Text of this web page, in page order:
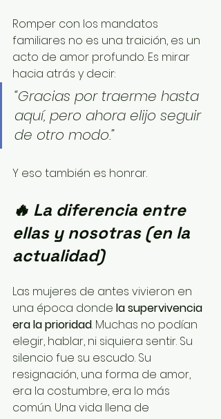
Romper con los mandatos
familiares no es una traición, es un
acto de amor profundo. Es mirar
hacia atrás y decir:
“Gracias por traerme hasta
aquí, pero ahora elijo seguir
de otro modo.”
Y eso también es honrar.
🔥 La diferencia entre
ellas y nosotras (en la
actualidad)
Las mujeres de antes vivieron en
una época donde la supervivencia
era la prioridad. Muchas no podían
elegir, hablar, ni siquiera sentir. Su
silencio fue su escudo. Su
resignación, una forma de amor,
era la costumbre, era lo más
común. Una vida llena de